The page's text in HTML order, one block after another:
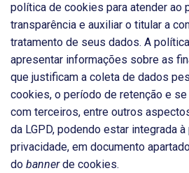
política de cookies para atender ao
transparência e auxiliar o titular a
tratamento de seus dados. A
apresentar informações sobre as
que justificam a coleta de dados
cookies, o período de retenção e
com terceiros, entre outros
da LGPD, podendo estar integrada
privacidade, em documento
do bannerde cookies.